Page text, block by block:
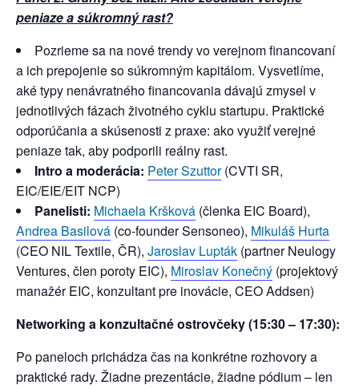
peniaze a súkromný rast?
Pozrieme sa na nové trendy vo verejnom financovaní
a ich prepojenie so súkromným kapitálom. Vysvetlíme,
aké typy nenávratného financovania dávajú zmysel v
jednotlivých fázach životného cyklu startupu. Praktické
odporúčania a skúsenosti z praxe: ako využiť verejné
peniaze tak, aby podporili reálny rast.
Intro a moderácia: Peter Szuttor(CVTI SR,
EIC/EIE/EIT NCP)
Panelisti: Michaela Kršková (členka EIC Board),
Andrea Basilová (co-founder Sensoneo), Mikuláš Hurta
(CEO NIL Textile, ČR), Jaroslav Lupták (partner Neulogy
Ventures, člen poroty EIC), Miroslav Konečný (projektový
manažér EIC, konzultant pre inovácie, CEO Addsen)
Networking a konzultačné ostrovčeky (15:30 – 17:30):
Po paneloch prichádza čas na konkrétne rozhovory a
praktické rady. Žiadne prezentácie, žiadne pódium – len